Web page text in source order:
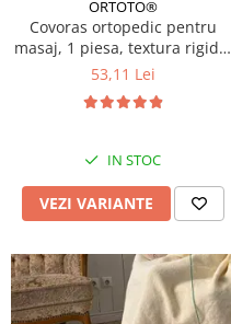
ORTOTO®
Covoras ortopedic pentru
masaj, 1 piesa, textura rigida,
model Pinecones, Diverse
53,11 Lei
IN STOC
VEZI VARIANTE